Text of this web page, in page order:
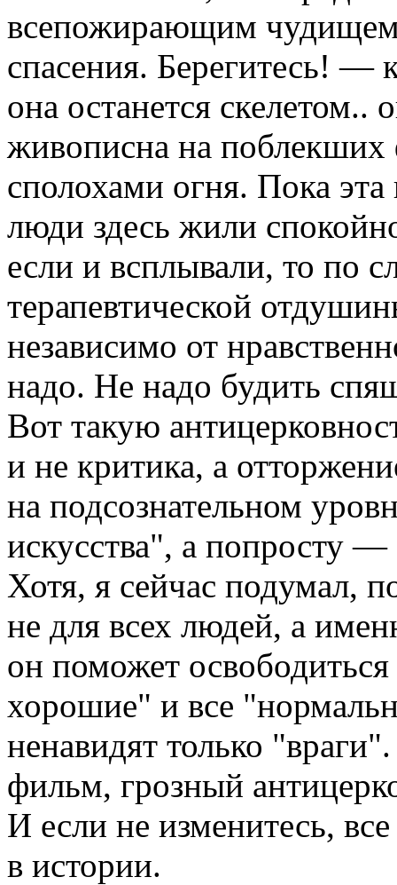
всепожирающим чудищем,
спасения. Берегитесь! —
она останется
живописна на
сполохами огня. Пока
люди здесь жили
если и всплывали, то по
терапевтической
независимо от
надо. Не надо будить
Вот такую
и не критика, а
на подсознательном
искусства", а попросту
Хотя, я сейчас подумал,
не для всех людей, а
он поможет
хорошие" и все
ненавидят только
фильм, грозный
И если не изменитесь,
в истории.